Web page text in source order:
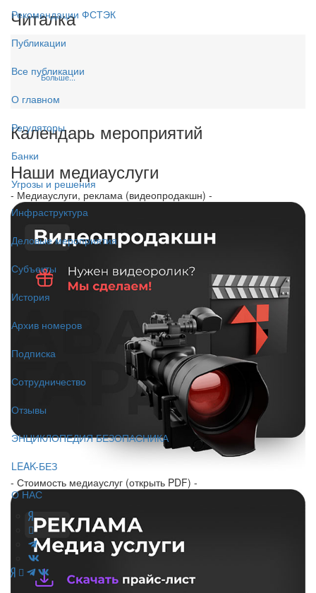
Рекомендации ФСТЭК
Публикации
Все публикации
О главном
Регуляторы
Банки
Угрозы и решения
Инфраструктура
Деловые мероприятия
Субъекты
История
Архив номеров
Подписка
Сотрудничество
Отзывы
ЭНЦИКЛОПЕДИЯ БЕЗОПАСНИКА
LEAK-БЕЗ
О НАС
Читалка
Больше...
Календарь мероприятий
Наши медиауслуги
- Медиауслуги, реклама (видеопродакшн) -
- Стоимость медиауслуг (открыть PDF) -